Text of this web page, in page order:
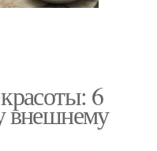
6
внешнему